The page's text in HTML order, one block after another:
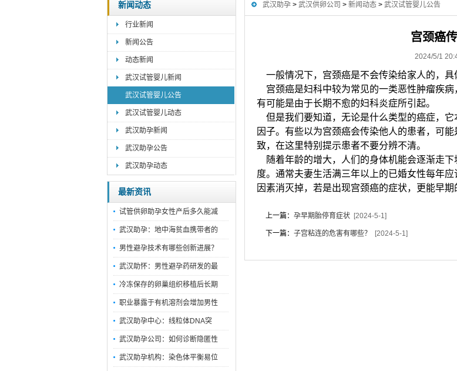
新闻动态
行业新闻
新闻公告
动态新闻
武汉试管婴儿新闻
武汉试管婴儿公告
武汉试管婴儿动态
武汉助孕新闻
武汉助孕公告
武汉助孕动态
最新资讯
试管供卵助孕女性产后多久能减
武汉助孕：地中海贫血携带者的
男性避孕技术有哪些创新进展？
武汉助怀：男性避孕药研发的最
冷冻保存的卵巢组织移植后长期
职业暴露于有机溶剂会增加男性
武汉助孕中心：线粒体DNA突
武汉助孕公司：如何诊断隐匿性
武汉助孕机构：染色体平衡易位
武汉助孕 > 武汉供卵公司 > 新闻动态 > 武汉试管婴儿公告
宫颈癌
2024/5/1
一般情况下，宫颈癌是不会传染给家人的，具
宫颈癌是妇科中较为常见的一类恶性肿瘤疾
有可能是由于长期不愈的妇科炎症所引起。
但是我们要知道，无论是什么类型的癌症，
因子。有些以为宫颈癌会传染他人的患者，可
致，在这里特别提示患者不要分辨不清。
随着年龄的增大，人们的身体机能会逐渐走
度。通常夫妻生活满三年以上的已婚女性每年
因素消灭掉，若是出现宫颈癌的症状，更能早
上一篇： 孕早期胎停育症状 [2024-5-1]
下一篇： 子宫粘连的危害有哪些？ [2024-5-1]